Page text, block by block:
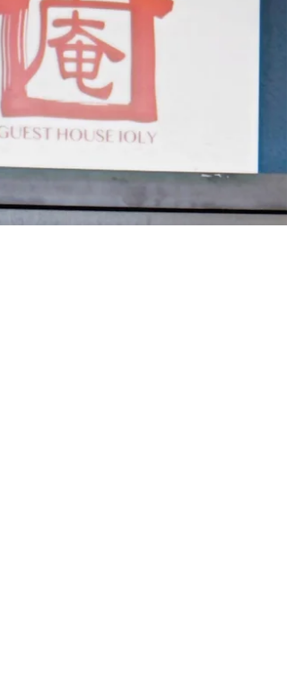
GUEST HOUSE IOLY 庵 OSAKA
2024年9月20日
読了時間: 7分
結婚パーティー
今年１月に近所の北岡会館で開催された新年食事
会での余興として歌と演奏を披露する機会をいた
だいた際に、去年、ゲストハウス庵に宿泊された
歌と演奏をして以来、私はギターと歌、彼は歌と
JAMJAMで...